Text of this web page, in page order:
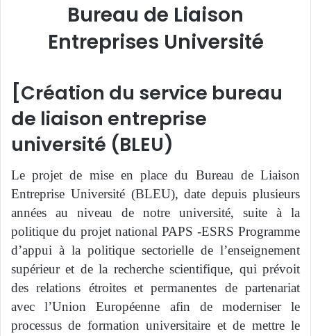
Bureau de Liaison
Entreprises Université
[Création du service bureau
de liaison entreprise
université (BLEU)
Le projet de mise en place du Bureau de Liaison
Entreprise Université (BLEU), date depuis plusieurs
années au niveau de notre université, suite à la
politique du projet national PAPS -ESRS Programme
d’appui à la politique sectorielle de l’enseignement
supérieur et de la recherche scientifique, qui prévoit
des relations étroites et permanentes de partenariat
avec l’Union Européenne afin de moderniser le
processus de formation universitaire et de mettre le